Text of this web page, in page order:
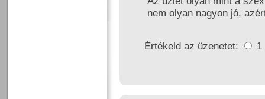
nem olyan nagyon jó,
Értékeld az üzenetet: 1